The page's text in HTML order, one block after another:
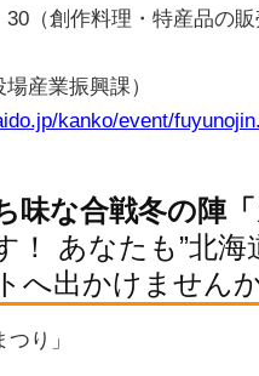
（創作料理・特産品の販
産業振興課）
kanko/event/
味な合戦冬の陣
！ あなたも”北海
へ出かけません
り」